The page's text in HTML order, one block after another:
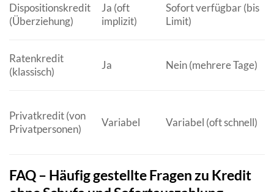
Dispositionskredit
(Überziehung)
Ja (oft
implizit)
Sofort verfügbar (bis
Limit)
Ratenkredit
(klassisch)
Ja Nein (mehrere Tage)
Privatkredit (von
Privatpersonen)
Variabel Variabel (oft schnell)
FAQ – Häufig gestellte Fragen zu Kredit